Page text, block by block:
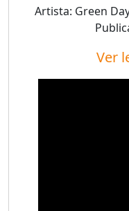
Artista: Green
Ver